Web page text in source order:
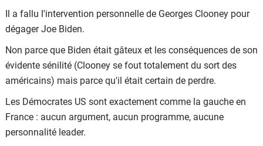
alors que leurs propres présidents successifs ont souvent
des troubles mentaux... C'est l'Obamacare qui se moque
de la charité
"Dans un récent sondage Washington Post/ABC News,
59% des personnes interrogées jugent que Donald Trump
n'a pas les capacités mentales de diriger le pays et 55%
qu'il n'a pas la santé physique nécessaire."
Aux USA, ce ne serait pas une première, très loin de là :
rien qu'au 18e s., Woodrow Wilson après 6 ans de mandat,
George Washington, John Adams. Au 19e : Abraham
Lincoln, et au 20e : Calvin Coolidge, Theodore Roosevelt.
Il a fallu l'intervention personnelle de Georges Clooney pour
dégager Joe Biden.
Non parce que Biden était gâteux et les conséquences de son
évidente sénilité (Clooney se fout totalement du sort des
américains) mais parce qu'il était certain de perdre.
Les Démocrates US sont exactement comme la gauche en
France : aucun argument, aucun programme, aucune
personnalité leader.